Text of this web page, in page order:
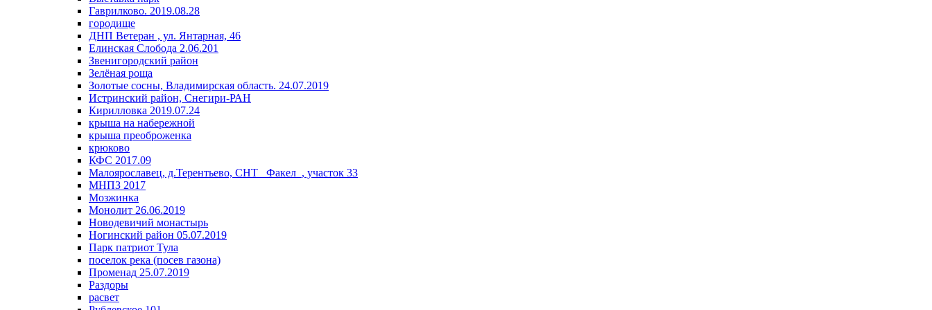
Гаврилково. 2019.08.28
городище
ДНП Ветеран , ул. Янтарная, 46
Елинская Слобода 2.06.201
Звенигородский район
Зелёная роща
Золотые сосны, Владимирская область. 24.07.2019
Истринский район, Снегири-РАН
Кирилловка 2019.07.24
крыша на набережной
крыша преоброженка
крюково
КФС 2017.09
Малоярославец, д.Терентьево, СНТ _Факел_, участок 33
МНПЗ 2017
Мозжинка
Монолит 26.06.2019
Новодевичий монастырь
Ногинский район 05.07.2019
Парк патриот Тула
поселок река (посев газона)
Променад 25.07.2019
Раздоры
расвет